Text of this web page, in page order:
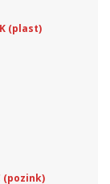
(plast)
(pozink)